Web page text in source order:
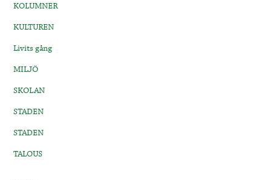
KOLUMNER
KULTUREN
Livits gång
MILJÖ
SKOLAN
STADEN
STADEN
TALOUS